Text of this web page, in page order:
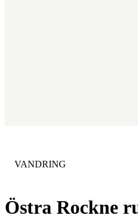
Östra Rockne
KATEGORI:
VANDRING